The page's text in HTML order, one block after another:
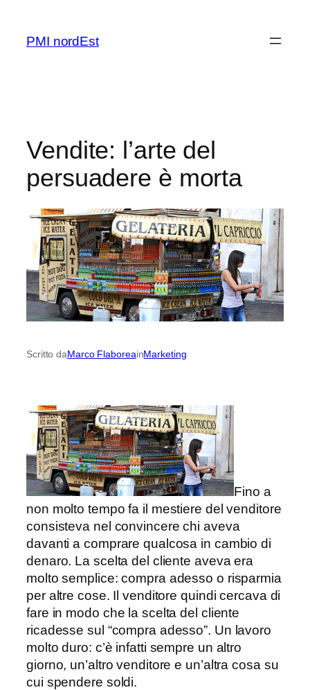
contenuto
PMI nordEst
Vendite: l’arte del
persuadere è morta
Scritto daMarco FlaboreainMarketing
Fino a
non molto tempo fa il mestiere del venditore
consisteva nel convincere chi aveva
davanti a comprare qualcosa in cambio di
denaro. La scelta del cliente aveva era
molto semplice: compra adesso o risparmia
per altre cose. Il venditore quindi cercava di
fare in modo che la scelta del cliente
ricadesse sul “compra adesso”. Un lavoro
molto duro: c’è infatti sempre un altro
giorno, un’altro venditore e un’altra cosa su
cui spendere soldi.